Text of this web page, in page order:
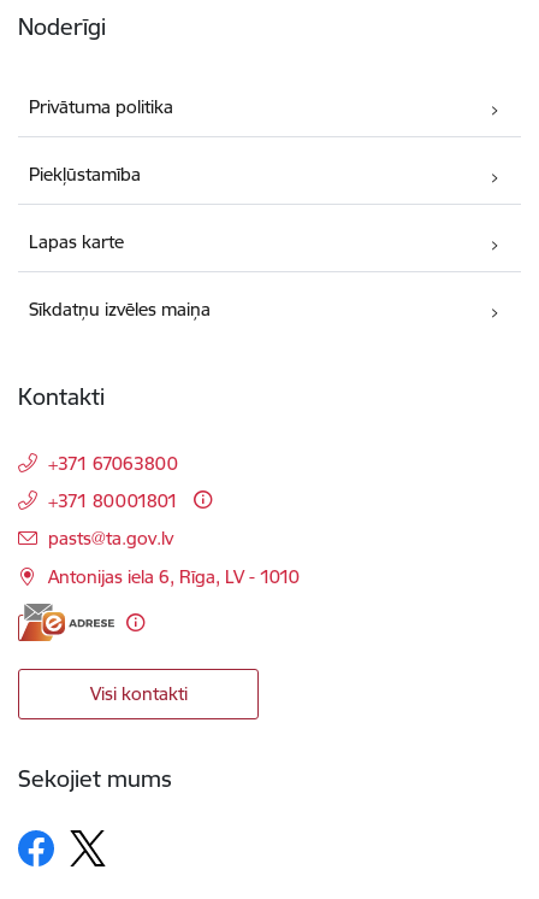
Noderīgi
Privātuma politika
Piekļūstamība
Lapas karte
Sīkdatņu izvēles maiņa
Kontakti
+371 67063800
+371 80001801
E-pasts:
pasts@ta.gov.lv
Antonijas iela 6, Rīga, LV - 1010
Visi kontakti
Sekojiet mums